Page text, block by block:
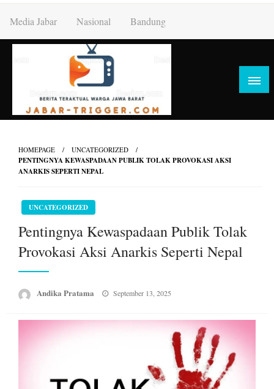
content
Media Jabar Nasional Bandung
HOMEPAGE UNCATEGORIZED
PENTINGNYA KEWASPADAAN PUBLIK TOLAK PROVOKASI AKSI
ANARKIS SEPERTI NEPAL
UNCATEGORIZED
Pentingnya Kewaspadaan Publik Tolak
Provokasi Aksi Anarkis Seperti Nepal
Andika Pratama
Posted
September 13, 2025